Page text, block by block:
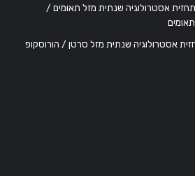
תאומים / תחזית אסטרולוגיה שנתית מזל תאומים /
סרטן / תחזית אסטרולוגיה שנתית מזל סרטן / הורוסקופ